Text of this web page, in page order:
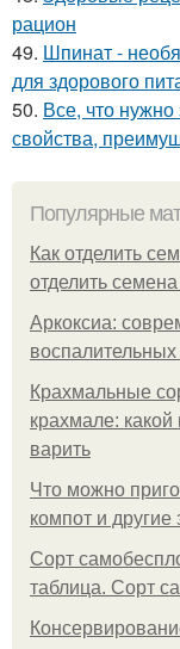
рацион
49. Шпинат -
для здорового
50. Все, что
свойства,
Популярные
Как отделить
отделить
Аркоксиа:
Крахмальные
крахмале:
варить
Что можно
компот и другие
Сорт
таблица. Сорт